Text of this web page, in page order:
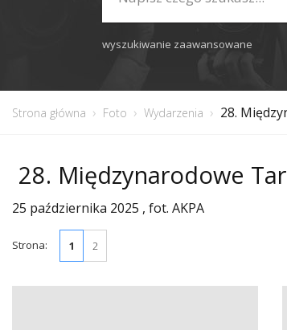
wyszukiwanie zaawansowane
Strona główna Foto Wydarzenia 28.
28. Międzynarodowe
25 października 2025 , fot. AKPA
Strona: 1 2